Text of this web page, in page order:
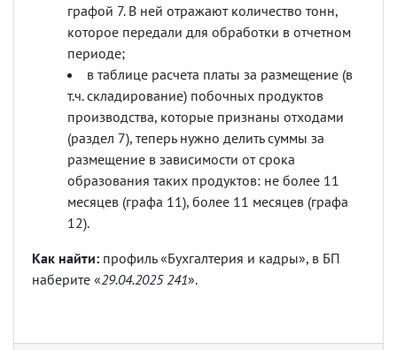
графой 7. В ней отражают количество тонн,
которое передали для обработки в отчетном
периоде;
в таблице расчета платы за размещение (в
т.ч. складирование) побочных продуктов
производства, которые признаны отходами
(раздел 7), теперь нужно делить суммы за
размещение в зависимости от срока
образования таких продуктов: не более 11
месяцев (графа 11), более 11 месяцев (графа
12).
Как найти: профиль «Бухгалтерия и кадры», в БП
наберите «29.04.2025 241».